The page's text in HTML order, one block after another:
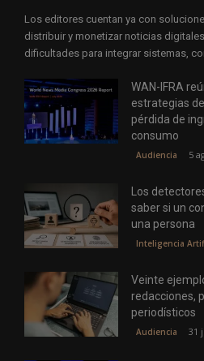
Los editores cuentan ya con
distribuir y monetizar noticias
dificultades para integrar sistemas,
WAN-IFRA
estrategias
pérdida de
consumo
Audiencia 5
Los
saber si un
una persona
Inteligencia
Veinte
redacciones,
periodísticos
Audiencia 31